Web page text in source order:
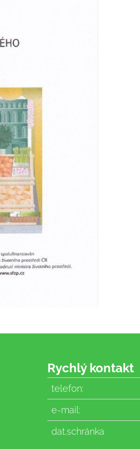
Rychlý kontakt
telefon:
e-mail:
dat.schránka